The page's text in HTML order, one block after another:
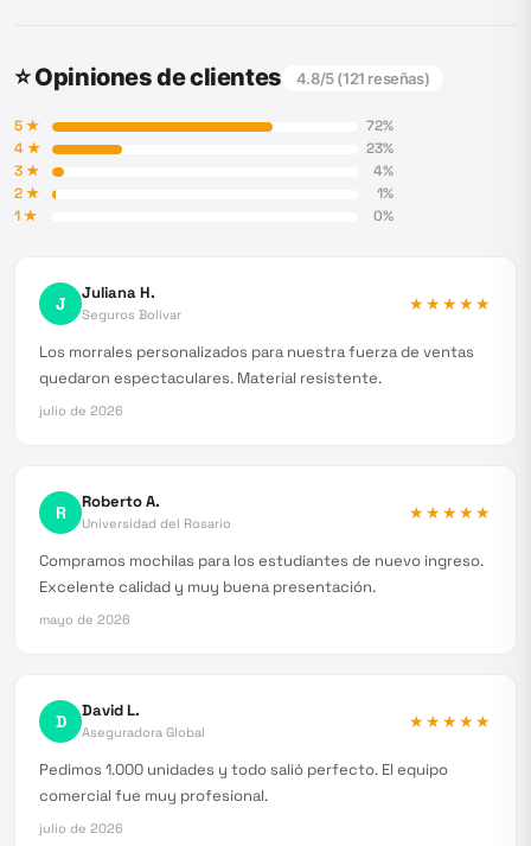
⭐ Opiniones de clientes 4.8/5 (121 reseñas)
5★ 72%
4★ 23%
3★ 4%
2★ 1%
1★ 0%
J Juliana H.
Seguros Bolívar
★★★★★
Los morrales personalizados para nuestra fuerza de ventas
quedaron espectaculares. Material resistente.
julio de 2026
R Roberto A.
Universidad del Rosario
★★★★★
Compramos mochilas para los estudiantes de nuevo ingreso.
Excelente calidad y muy buena presentación.
mayo de 2026
D David L.
Aseguradora Global
★★★★★
Pedimos 1.000 unidades y todo salió perfecto. El equipo
comercial fue muy profesional.
julio de 2026